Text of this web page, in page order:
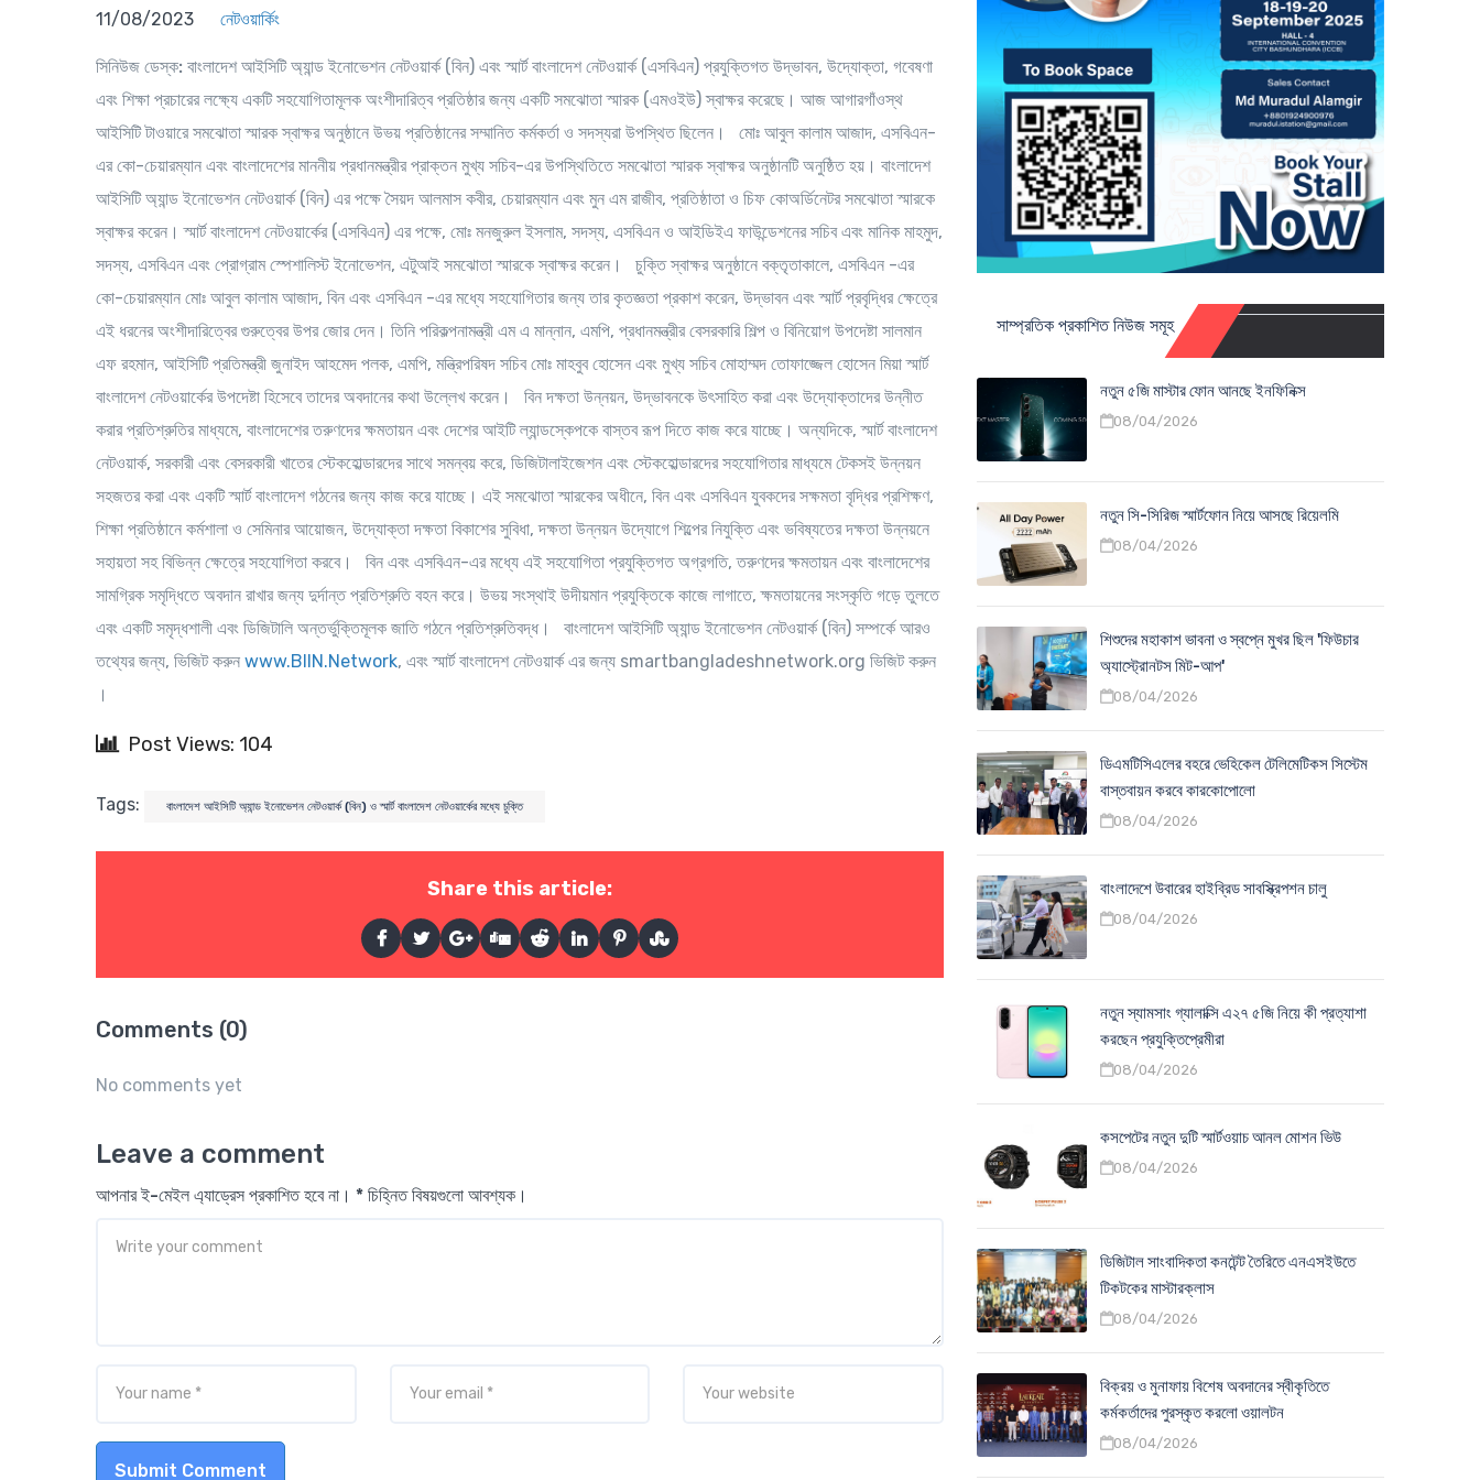
11/08/2023 নেটওয়ার্কিং
সিনিউজ ডেস্ক: বাংলাদেশ আইসিটি অ্যান্ড ইনোভেশন নেটওয়ার্ক (বিন) এবং স্মার্ট বাংলাদেশ নেটওয়ার্ক (এসবিএন) প্রযুক্তিগত উদ্ভাবন, উদ্যোক্তা, গবেষণা
এবং শিক্ষা প্রচারের লক্ষ্যে একটি সহযোগিতামূলক অংশীদারিত্ব প্রতিষ্ঠার জন্য একটি সমঝোতা স্মারক (এমওইউ) স্বাক্ষর করেছে। আজ আগারগাঁওস্থ
আইসিটি টাওয়ারে সমঝোতা স্মারক স্বাক্ষর অনুষ্ঠানে উভয় প্রতিষ্ঠানের সম্মানিত কর্মকর্তা ও সদস্যরা উপস্থিত ছিলেন। মোঃ আবুল কালাম আজাদ, এসবিএন-
এর কো-চেয়ারম্যান এবং বাংলাদেশের মাননীয় প্রধানমন্ত্রীর প্রাক্তন মুখ্য সচিব-এর উপস্থিতিতে সমঝোতা স্মারক স্বাক্ষর অনুষ্ঠানটি অনুষ্ঠিত হয়। বাংলাদেশ
আইসিটি অ্যান্ড ইনোভেশন নেটওয়ার্ক (বিন) এর পক্ষে সৈয়দ আলমাস কবীর, চেয়ারম্যান এবং মুন এম রাজীব, প্রতিষ্ঠাতা ও চিফ কোঅর্ডিনেটর সমঝোতা স্মারকে
স্বাক্ষর করেন। স্মার্ট বাংলাদেশ নেটওয়ার্কের (এসবিএন) এর পক্ষে, মোঃ মনজুরুল ইসলাম, সদস্য, এসবিএন ও আইডিইএ ফাউন্ডেশনের সচিব এবং মানিক মাহমুদ,
সদস্য, এসবিএন এবং প্রোগ্রাম স্পেশালিস্ট ইনোভেশন, এটুআই সমঝোতা স্মারকে স্বাক্ষর করেন। চুক্তি স্বাক্ষর অনুষ্ঠানে বক্তৃতাকালে, এসবিএন -এর
কো-চেয়ারম্যান মোঃ আবুল কালাম আজাদ, বিন এবং এসবিএন -এর মধ্যে সহযোগিতার জন্য তার কৃতজ্ঞতা প্রকাশ করেন, উদ্ভাবন এবং স্মার্ট প্রবৃদ্ধির ক্ষেত্রে
এই ধরনের অংশীদারিত্বের গুরুত্বের উপর জোর দেন। তিনি পরিকল্পনামন্ত্রী এম এ মান্নান, এমপি, প্রধানমন্ত্রীর বেসরকারি শিল্প ও বিনিয়োগ উপদেষ্টা সালমান
এফ রহমান, আইসিটি প্রতিমন্ত্রী জুনাইদ আহমেদ পলক, এমপি, মন্ত্রিপরিষদ সচিব মোঃ মাহবুব হোসেন এবং মুখ্য সচিব মোহাম্মদ তোফাজ্জেল হোসেন মিয়া স্মার্ট
বাংলাদেশ নেটওয়ার্কের উপদেষ্টা হিসেবে তাদের অবদানের কথা উল্লেখ করেন। বিন দক্ষতা উন্নয়ন, উদ্ভাবনকে উৎসাহিত করা এবং উদ্যোক্তাদের উন্নীত
করার প্রতিশ্রুতির মাধ্যমে, বাংলাদেশের তরুণদের ক্ষমতায়ন এবং দেশের আইটি ল্যান্ডস্কেপকে বাস্তব রূপ দিতে কাজ করে যাচ্ছে। অন্যদিকে, স্মার্ট বাংলাদেশ
নেটওয়ার্ক, সরকারী এবং বেসরকারী খাতের স্টেকহোল্ডারদের সাথে সমন্বয় করে, ডিজিটালাইজেশন এবং স্টেকহোল্ডারদের সহযোগিতার মাধ্যমে টেকসই উন্নয়ন
সহজতর করা এবং একটি স্মার্ট বাংলাদেশ গঠনের জন্য কাজ করে যাচ্ছে। এই সমঝোতা স্মারকের অধীনে, বিন এবং এসবিএন যুবকদের সক্ষমতা বৃদ্ধির প্রশিক্ষণ,
শিক্ষা প্রতিষ্ঠানে কর্মশালা ও সেমিনার আয়োজন, উদ্যোক্তা দক্ষতা বিকাশের সুবিধা, দক্ষতা উন্নয়ন উদ্যোগে শিল্পের নিযুক্তি এবং ভবিষ্যতের দক্ষতা উন্নয়নে
সহায়তা সহ বিভিন্ন ক্ষেত্রে সহযোগিতা করবে। বিন এবং এসবিএন-এর মধ্যে এই সহযোগিতা প্রযুক্তিগত অগ্রগতি, তরুণদের ক্ষমতায়ন এবং বাংলাদেশের
সামগ্রিক সমৃদ্ধিতে অবদান রাখার জন্য দুর্দান্ত প্রতিশ্রুতি বহন করে। উভয় সংস্থাই উদীয়মান প্রযুক্তিকে কাজে লাগাতে, ক্ষমতায়নের সংস্কৃতি গড়ে তুলতে
এবং একটি সমৃদ্ধশালী এবং ডিজিটালি অন্তর্ভুক্তিমূলক জাতি গঠনে প্রতিশ্রুতিবদ্ধ। বাংলাদেশ আইসিটি অ্যান্ড ইনোভেশন নেটওয়ার্ক (বিন) সম্পর্কে আরও
তথ্যের জন্য, ভিজিট করুন www.BIIN.Network, এবং স্মার্ট বাংলাদেশ নেটওয়ার্ক এর জন্য smartbangladeshnetwork.org ভিজিট করুন
।
Post Views: 104
Tags: বাংলাদেশ আইসিটি অ্যান্ড ইনোভেশন নেটওয়ার্ক (বিন) ও স্মার্ট বাংলাদেশ নেটওয়ার্কের মধ্যে চুক্তি
Share this article:
Comments (0)
No comments yet
Leave a comment
আপনার ই-মেইল এ্যাড্রেস প্রকাশিত হবে না। * চিহ্নিত বিষয়গুলো আবশ্যক।
Submit Comment
সাম্প্রতিক প্রকাশিত নিউজ সমূহ
নতুন ৫জি মাস্টার ফোন আনছে ইনফিনিক্স
08/04/2026
নতুন সি-সিরিজ স্মার্টফোন নিয়ে আসছে রিয়েলমি
08/04/2026
শিশুদের মহাকাশ ভাবনা ও স্বপ্নে মুখর ছিল 'ফিউচার
অ্যাস্ট্রোনটস মিট-আপ'
08/04/2026
ডিএমটিসিএলের বহরে ভেহিকেল টেলিমেটিকস সিস্টেম
বাস্তবায়ন করবে কারকোপোলো
08/04/2026
বাংলাদেশে উবারের হাইব্রিড সাবস্ক্রিপশন চালু
08/04/2026
নতুন স্যামসাং গ্যালাক্সি এ২৭ ৫জি নিয়ে কী প্রত্যাশা
করছেন প্রযুক্তিপ্রেমীরা
08/04/2026
কসপেটের নতুন দুটি স্মার্টওয়াচ আনল মোশন ভিউ
08/04/2026
ডিজিটাল সাংবাদিকতা কনটেন্ট তৈরিতে এনএসইউতে
টিকটকের মাস্টারক্লাস
08/04/2026
বিক্রয় ও মুনাফায় বিশেষ অবদানের স্বীকৃতিতে
কর্মকর্তাদের পুরস্কৃত করলো ওয়ালটন
08/04/2026